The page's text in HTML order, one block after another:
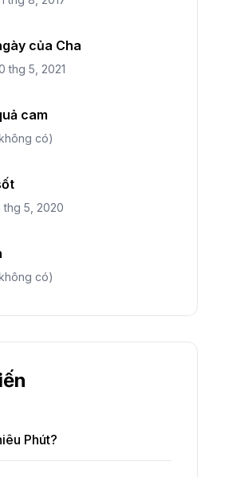
của Cha
thg 5, 2021
cam
có)
thg 5, 2020
có)
Phút?